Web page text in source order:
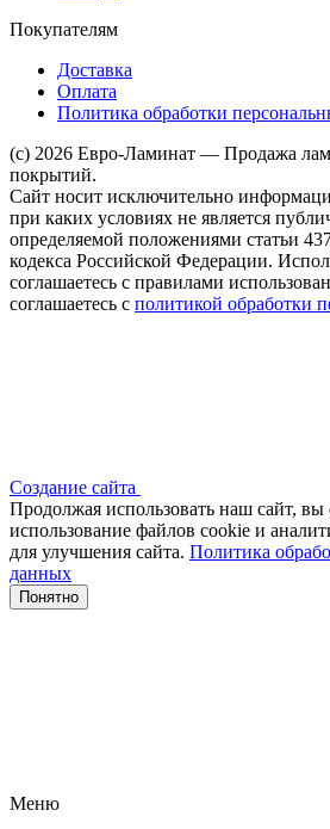
Покупателям
Доставка
Оплата
Политика обработки
(c) 2026 Евро-Ламинат — Продажа
покрытий.
Сайт носит исключительно
при каких условиях не является
определяемой положениями статьи
кодекса Российской Федерации.
соглашаетесь с правилами
соглашаетесь с политикой обработки
Создание сайта
Продолжая использовать наш сайт, вы
использование файлов сооkіе и
для улучшения сайта. Политика
данных
Понятно
Меню